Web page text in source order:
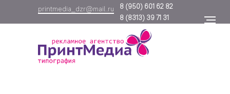
8 (950) 601 62 82
printmedia_dzr@mail.ru
8 (8313) 39 71 31